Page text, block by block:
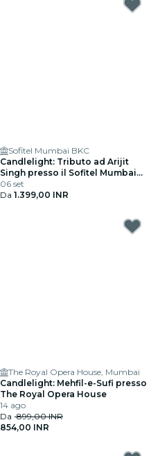
Sofitel Mumbai BKC
Candlelight: Tributo ad Arijit
Singh presso il Sofitel Mumbai
BKC
06 set
Da 1.399,00 INR
The Royal Opera House, Mumbai
Candlelight: Mehfil-e-Sufi presso
The Royal Opera House
14 ago
Da 899,00 INR
854,00 INR